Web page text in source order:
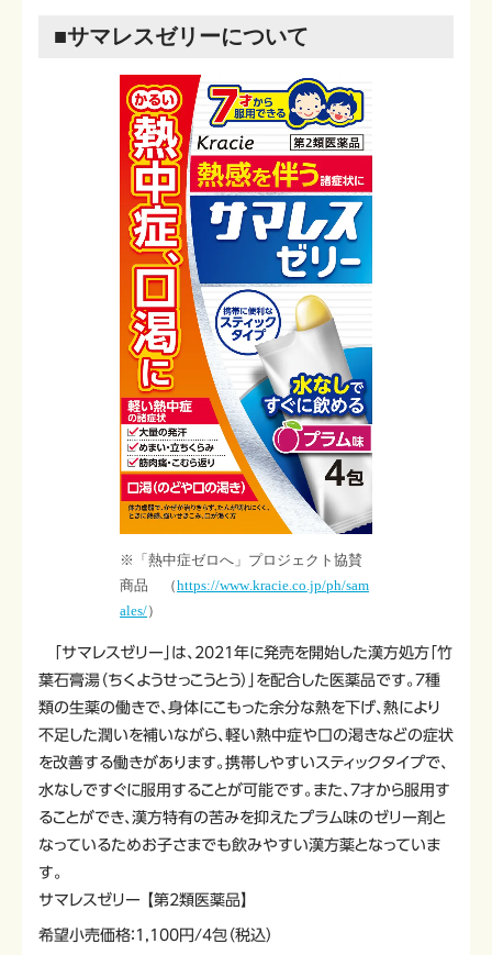
■サマレスゼリーについて
※「熱中症ゼロへ」プロジェクト協賛
商品 （https://www.kracie.co.jp/ph/sam
ales/）
「サマレスゼリー」は、2021年に発売を開始した漢方処方「竹
葉石膏湯（ちくようせっこうとう）」を配合した医薬品です。7種
類の生薬の働きで、身体にこもった余分な熱を下げ、熱により
不足した潤いを補いながら、軽い熱中症や口の渇きなどの症状
を改善する働きがあります。携帯しやすいスティックタイプで、
水なしですぐに服用することが可能です。また、7才から服用す
ることができ、漢方特有の苦みを抑えたプラム味のゼリー剤と
なっているためお子さまでも飲みやすい漢方薬となっていま
す。
サマレスゼリー 【第2類医薬品】
希望小売価格：1,100円/4包（税込）